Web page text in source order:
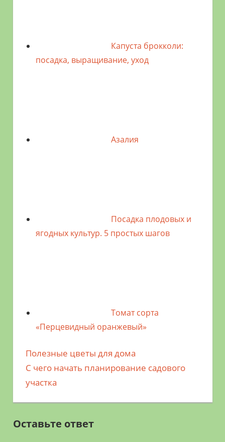
Капуста брокколи:
посадка, выращивание, уход
Азалия
Посадка плодовых и
ягодных культур. 5 простых шагов
Томат сорта
«Перцевидный оранжевый»
Навигация
по
записям
Предыдущая
запись;
Полезные цветы для дома
Следующая
запись:
С чего начать планирование садового
участка
Оставьте ответ